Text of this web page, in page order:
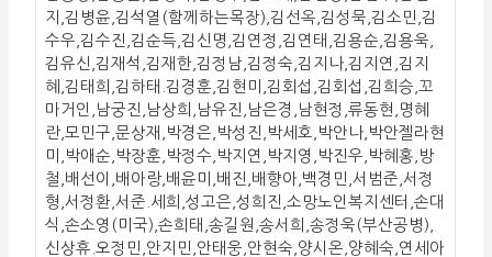
지,김병윤,김석열(함께하는목장),김선옥,김성묵,김소민,김
수우,김수진,김순득,김신명,김연정,김연태,김용순,김용욱,
김유신,김재석,김재한,김정남,김정숙,김지나,김지연,김지
혜,김태희,김하태.김경훈,김현미,김회섭,김회섭,김희승,꼬
마거인,남궁진,남상희,남유진,남은경,남현정,류동현,명혜
란,모민구,문상재,박경은,박성진,박세호,박안나,박안젤라현
미,박애순,박장훈,박정수,박지연,박지영,박진우,박혜홍,방
철,배선이,배아랑,배윤미,배진,배향아,백경민,서범준,서정
형,서정환,서준.세희,성고은,성희진,소망노인복지센터,손대
식,손소영(미국),손희태,송길원,송서희,송정욱(부산공병),
신상휴.오정민,안지민,안태웅,안현숙,양시온,양혜숙,연세아